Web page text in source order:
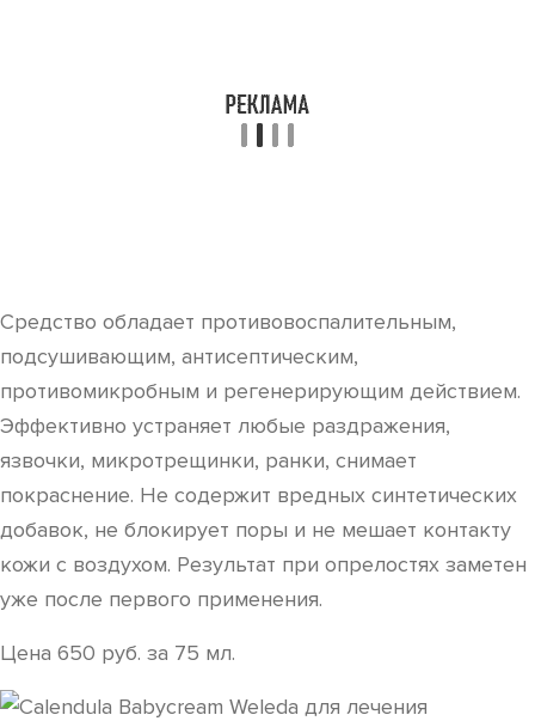
Средство обладает противовоспалительным,
подсушивающим, антисептическим,
противомикробным и регенерирующим действием.
Эффективно устраняет любые раздражения,
язвочки, микротрещинки, ранки, снимает
покраснение. Не содержит вредных синтетических
добавок, не блокирует поры и не мешает контакту
кожи с воздухом. Результат при опрелостях заметен
уже после первого применения.
Цена 650 руб. за 75 мл.